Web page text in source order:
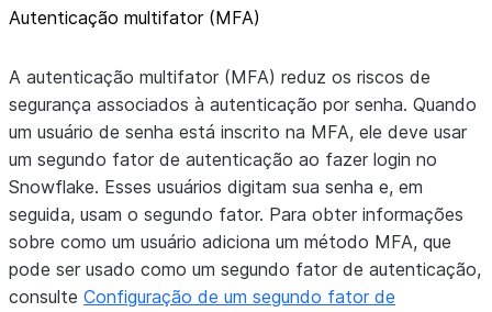
Autenticação multifator (MFA)
A autenticação multifator (MFA) reduz os riscos de
segurança associados à autenticação por senha. Quando
um usuário de senha está inscrito na MFA, ele deve usar
um segundo fator de autenticação ao fazer login no
Snowflake. Esses usuários digitam sua senha e, em
seguida, usam o segundo fator. Para obter informações
sobre como um usuário adiciona um método MFA, que
pode ser usado como um segundo fator de autenticação,
consulte Configuração de um segundo fator de